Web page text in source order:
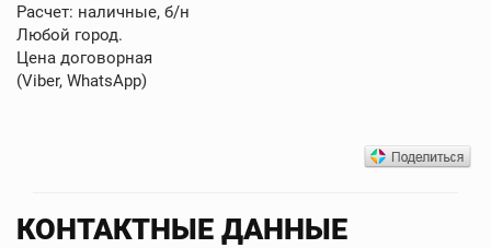
Расчет: наличные, б/н
Любой город.
Цена договорная
(Viber, WhatsApp)
КОНТАКТНЫЕ ДАННЫЕ